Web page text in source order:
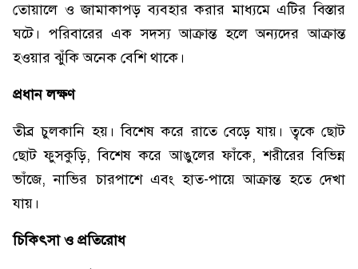
তোয়ালে ও জামাকাপড় ব্যবহার করার মাধ্যমে এটির বিস্তার
ঘটে। পরিবারের এক সদস্য আক্রান্ত হলে অন্যদের আক্রান্ত
হওয়ার ঝুঁকি অনেক বেশি থাকে।
প্রধান লক্ষণ
তীব্র চুলকানি হয়। বিশেষ করে রাতে বেড়ে যায়। ত্বকে ছোট
ছোট ফুসকুড়ি, বিশেষ করে আঙুলের ফাঁকে, শরীরের বিভিন্ন
ভাঁজে, নাভির চারপাশে এবং হাত-পায়ে আক্রান্ত হতে দেখা
যায়।
চিকিৎসা ও প্রতিরোধ